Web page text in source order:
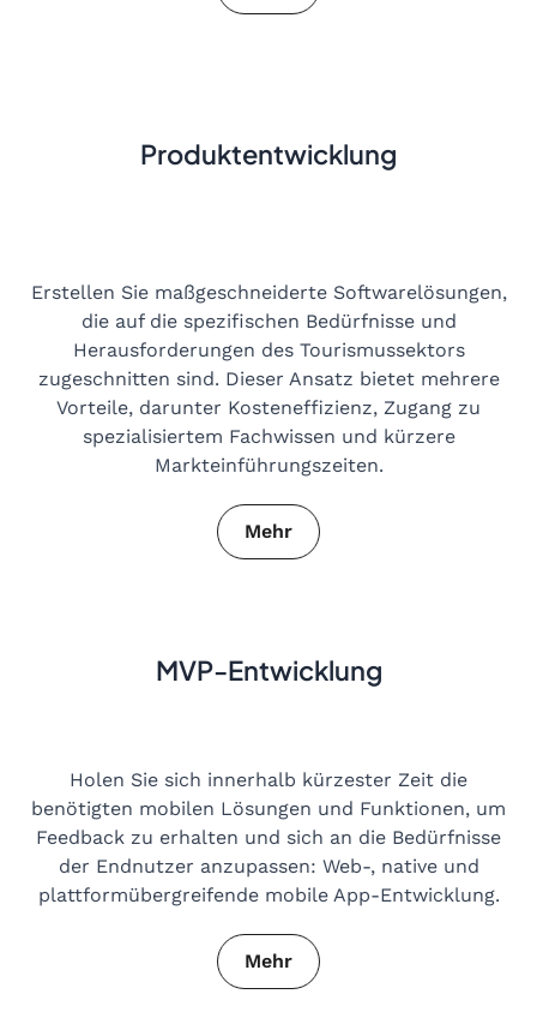
Produktentwicklung
Erstellen Sie maßgeschneiderte Softwarelösungen,
die auf die spezifischen Bedürfnisse und
Herausforderungen des Tourismussektors
zugeschnitten sind. Dieser Ansatz bietet mehrere
Vorteile, darunter Kosteneffizienz, Zugang zu
spezialisiertem Fachwissen und kürzere
Markteinführungszeiten.
Mehr
MVP-Entwicklung
Holen Sie sich innerhalb kürzester Zeit die
benötigten mobilen Lösungen und Funktionen, um
Feedback zu erhalten und sich an die Bedürfnisse
der Endnutzer anzupassen: Web-, native und
plattformübergreifende mobile App-Entwicklung.
Mehr